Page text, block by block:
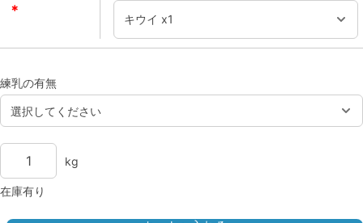
＊
練乳の有無
kg
在庫有り